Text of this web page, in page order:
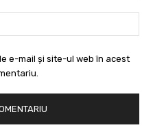
e-mail și site-ul web în acest